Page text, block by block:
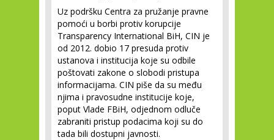
Uz podršku Centra za pružanje pravne
pomoći u borbi protiv korupcije
Transparency International BiH, CIN je
od 2012. dobio 17 presuda protiv
ustanova i institucija koje su odbile
poštovati zakone o slobodi pristupa
informacijama. CIN piše da su među
njima i pravosudne institucije koje,
poput Vlade FBiH, odjednom odluče
zabraniti pristup podacima koji su do
tada bili dostupni javnosti.